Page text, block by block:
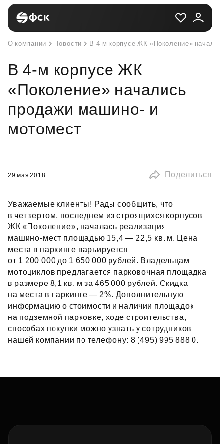
О компании Новости В 4-м корпусе ЖК «Поколение»
В 4-м корпусе ЖК
«Поколение» начались
продажи машино- и
мотомест
29 мая 2018 Поделиться
Уважаемые клиенты! Рады сообщить, что
в четвертом, последнем из строящихся корпусов
ЖК «Поколение», началась реализация
машино‑мест площадью 15,4 — 22,5 кв. м. Цена
места в паркинге варьируется
от 1 200 000 до 1 650 000 рублей. Владельцам
мотоциклов предлагается парковочная площадка
в размере 8,1 кв. м за 465 000 рублей. Скидка
на места в паркинге — 2%. Дополнительную
информацию о стоимости и наличии площадок
на подземной парковке, ходе строительства,
способах покупки можно узнать у сотрудников
нашей компании по телефону: 8 (495) 995 888 0.